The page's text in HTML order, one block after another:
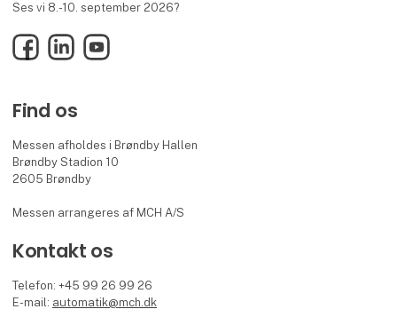
Ses vi 8.-10. september 2026?
FacebookLinkedInYouTube
Find os
Messen afholdes i Brøndby Hallen
Brøndby Stadion 10
2605 Brøndby
Messen arrangeres af MCH A/S
Kontakt os
Telefon: +45 99 26 99 26
E-mail: automatik@mch.dk